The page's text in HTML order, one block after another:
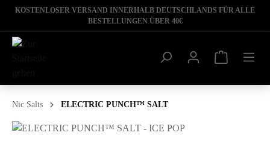
KOSTENLOSER VERSAND INNERHALB DEUTSCHLANDS FÜR ALLE
BESTELLUNGEN ÜBER 40€
Nic Salts ELECTRIC PUNCH™ SALT